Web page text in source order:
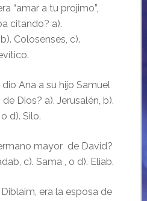
“amar a tu projimo”,
citando? a).
Colosenses, c).
Ana a su hijo Samuel
Dios? a). Jerusalén, b).
d). Silo.
mayor de David?
c). Sama , o d). Eliab.
Diblaim, era la esposa de